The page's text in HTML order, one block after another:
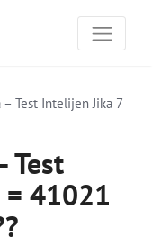
Test Intelijen Jika 7
Test
41021